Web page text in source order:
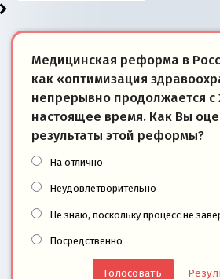
Медицинская реформа в
как «оптимизация
непрерывно продолжается с
настоящее время. Как Вы
результаты этой реформы?
На отлично
Неудовлетворительно
Не знаю, поскольку процесс не
Посредственно